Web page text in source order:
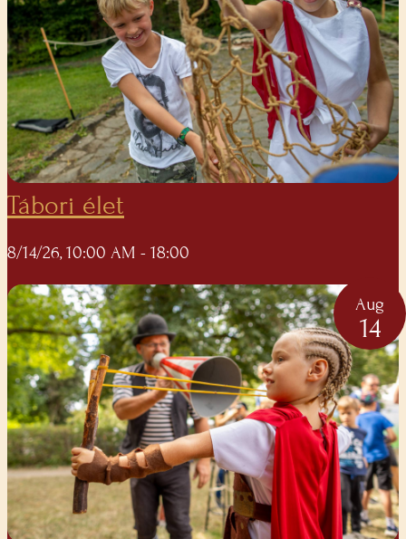
Tábori élet
8/14/26, 10:00 AM - 18:00
Aug
14